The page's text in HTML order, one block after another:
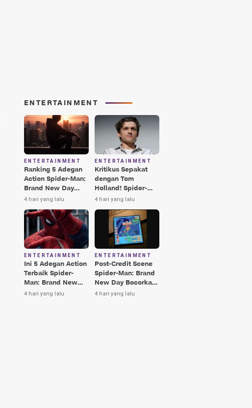
ENTERTAINMENT
ENTERTAINMENT
Ranking 5 Adegan
Action Spider-Man:
Brand New Day
Terbaik, Nomor 3
4 hari yang lalu
ENTERTAINMENT
Kritikus Sepakat
dengan Tom
Holland! Spider-
Man: Brand New
Terbaik Era MCU
4 hari yang lalu
ENTERTAINMENT
Ini 5 Adegan Action
Terbaik Spider-
Man: Brand New
Day, Ada Hulk vs
4 hari yang lalu
ENTERTAINMENT
Post-Credit Scene
Spider-Man: Brand
New Day Bocorkan
Lokasi Peter di Luar
4 hari yang lalu